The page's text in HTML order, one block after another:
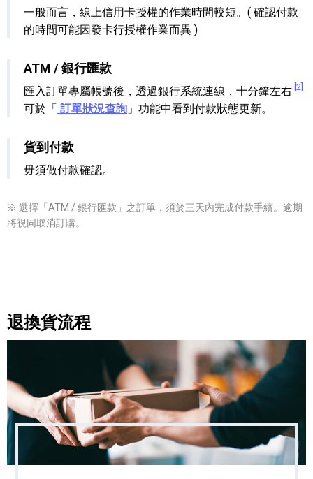
一般而言，線上信用卡授權的作業時間較短。( 確認付款
的時間可能因發卡行授權作業而異 )
ATM / 銀行匯款
匯入訂單專屬帳號後，透過銀行系統連線，十分鐘左右 [2]
可於「 訂單狀況查詢 」功能中看到付款狀態更新。
貨到付款
毋須做付款確認。
※ 選擇「ATM / 銀行匯款」之訂單，須於三天內完成付款手續。逾期
將視同取消訂購。
退換貨流程